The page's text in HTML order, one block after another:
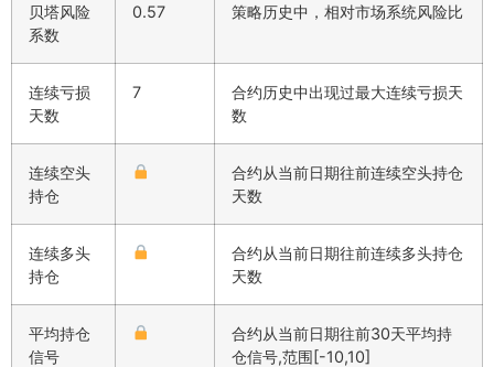
贝塔风险
系数
0.57 策略历史中，相对市场系统风险比
连续亏损
天数
7
合约历史中出现过最大连续亏损天
数
连续空头
持仓
合约从当前日期往前连续空头持仓
天数
连续多头
持仓
合约从当前日期往前连续多头持仓
天数
平均持仓
信号
合约从当前日期往前30天平均持
仓信号,范围[-10,10]